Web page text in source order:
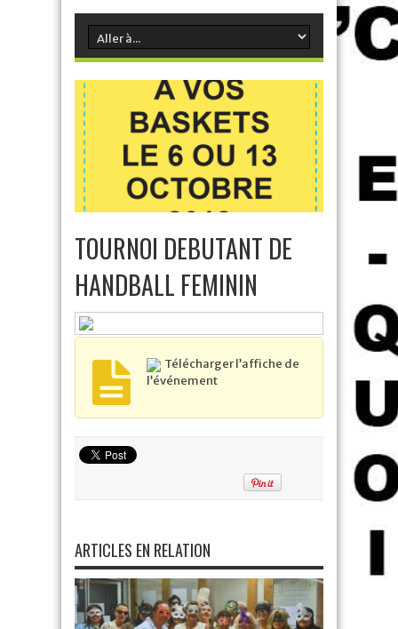
TOURNOI DEBUTANT DE
HANDBALL FEMININ
Télécharger l’affiche de
l’événement
ARTICLES EN RELATION